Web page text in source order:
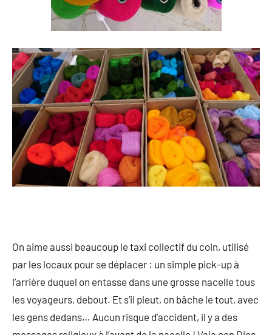
On aime aussi beaucoup le taxi collectif du coin, utilisé
par les locaux pour se déplacer : un simple pick-up à
l’arrière duquel on entasse dans une grosse nacelle tous
les voyageurs, debout. Et s’il pleut, on bâche le tout, avec
les gens dedans… Aucun risque d’accident, il y a des